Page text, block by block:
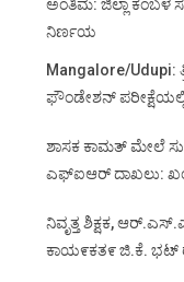
ಅಂತಿಮ: ಜಿಲ್ಲಾ ಕಂಬಳ
ನಿರ್ಣಯ
Mangalore/Udupi:
ಫೌಂಡೇಶನ್
ಶಾಸಕ ಕಾಮತ್ ಮೇಲೆ
ಎಫ್‌ಐಆರ್ ದಾಖಲು:
ನಿವೃತ್ತ ಶಿಕ್ಷಕ,
ಕಾಯ೯ಕತ೯ ಜಿ.ಕೆ. ಭಟ್